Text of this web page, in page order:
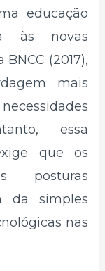
educação
às novas
(2017),
mais
essa
que os
posturas
da simples
nas